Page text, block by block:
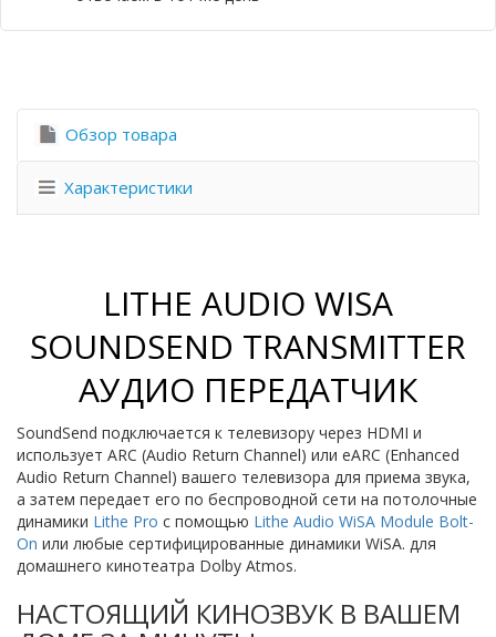
Обзор товара
Характеристики
LITHE AUDIO WISA
SOUNDSEND TRANSMITTER
АУДИО ПЕРЕДАТЧИК
SoundSend подключается к телевизору через HDMI и
использует ARC (Audio Return Channel) или eARC (Enhanced
Audio Return Channel) вашего телевизора для приема звука,
а затем передает его по беспроводной сети на потолочные
динамики Lithe Pro с помощью Lithe Audio WiSA Module Bolt-
On или любые сертифицированные динамики WiSA. для
домашнего кинотеатра Dolby Atmos.
НАСТОЯЩИЙ КИНОЗВУК В ВАШЕМ